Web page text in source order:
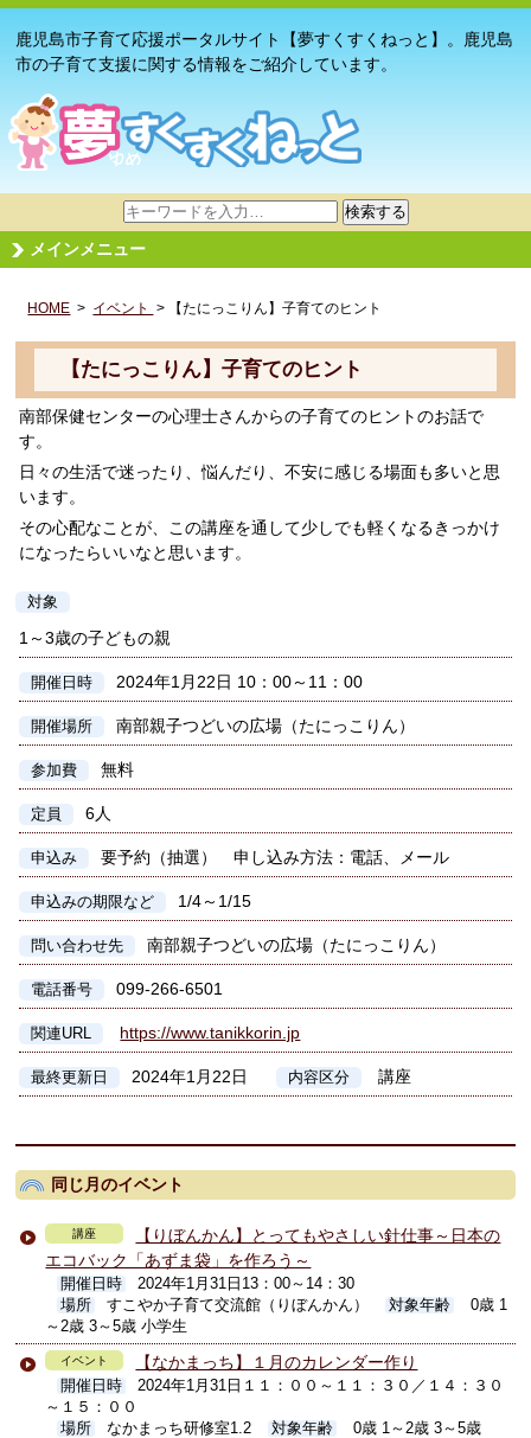
鹿児島市子育て応援ポータルサイト【夢すくすくねっと】。鹿児島
市の子育て支援に関する情報をご紹介しています。
サ
イ
ト
検
検索する
メインメニュー
HOME > イベント > 【たにっこりん】子育てのヒント
【たにっこりん】子育てのヒント
南部保健センターの心理士さんからの子育てのヒントのお話で
す。
日々の生活で迷ったり、悩んだり、不安に感じる場面も多いと思
います。
その心配なことが、この講座を通して少しでも軽くなるきっかけ
になったらいいなと思います。
対象
1～3歳の子どもの親
開催日時 2024年1月22日 10：00～11：00
開催場所 南部親子つどいの広場（たにっこりん）
参加費 無料
定員 6人
申込み 要予約（抽選） 申し込み方法：電話、メール
申込みの期限など 1/4～1/15
問い合わせ先 南部親子つどいの広場（たにっこりん）
電話番号 099-266-6501
関連URL https://www.tanikkorin.jp
最終更新日 2024年1月22日 内容区分 講座
同じ月のイベント
講座
【りぼんかん】とってもやさしい針仕事～日本の
エコバック「あずま袋」を作ろう～
開催日時
2024年1月31日13：00～14：30
場所
すこやか子育て交流館（りぼんかん） 対象年齢
0歳 1
～2歳 3～5歳 小学生
イベント 【なかまっち】１月のカレンダー作り
開催日時
2024年1月31日１１：００～１１：３０／１４：３０
～１５：００
場所
なかまっち研修室1.2 対象年齢 0歳 1～2歳 3～5歳